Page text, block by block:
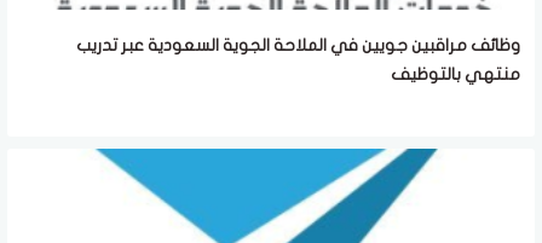
وظائف مراقبين جويين في الملاحة الجوية السعودية عبر تدريب
منتهي بالتوظيف